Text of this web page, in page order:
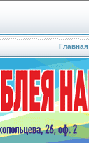
Главная